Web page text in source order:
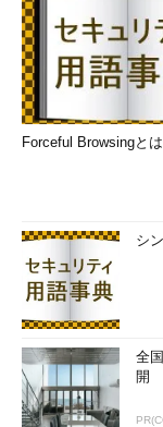
Forceful Browsingとは
シ
全
開